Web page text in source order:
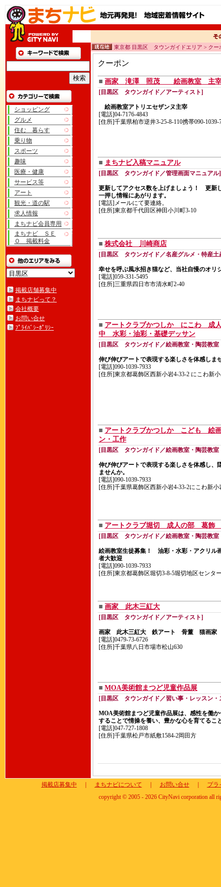
ショッピング
グルメ
住む 暮らす
乗り物
スポーツ
趣味
医療・健康
サービス等
アート
観光・道の駅
求人情報
まちナビ会員専用
まちナビ ＳＥ
Ｏ 掲載料金
掲載店舗募集中
まちナビって？
会社概要
お問い合せ
ﾌﾟﾗｲﾊﾞｼｰﾎﾟﾘｼｰ
東京都 目黒区 タウンガイドエリア > クー
クーポン
■ 画家 滝澤 照茂 絵画教室 主
[目黒区 タウンガイド／アーティスト]
絵画教室アトリエセザンヌ主宰
[電話]04-7176-4843
[住所]千葉県柏市逆井3-25-8-110携帯090-1039-
■ まちナビ入稿マニュアル
[目黒区 タウンガイド／管理画面マニュアル]
更新してアクセス数を上げましょう！ 更新
一押し情報にあがります。
[電話]メールにて要連絡。
[住所]東京都千代田区神田小川町3-10
■ 株式会社 川崎商店
[目黒区 タウンガイド／名産グルメ・特産土
幸せを呼ぶ風水招き猫など、当社自慢のオリ
[電話]059-331-5495
[住所]三重県四日市市清水町2-40
■ アートクラブかつしか にこわ 成
中 水彩・油彩・基礎デッサン
[目黒区 タウンガイド／絵画教室・陶芸教室
伸び伸びアートで表現する楽しさを体感しま
[電話]090-1039-7933
[住所]東京都葛飾区西新小岩4-33-2 にこわ新
■ アートクラブかつしか こども 絵
ン・工作
[目黒区 タウンガイド／絵画教室・陶芸教室
伸び伸びアートで表現する楽しさを体感し、
ませんか。
[電話]090-1039-7933
[住所]千葉県葛飾区西新小岩4-33-2にこわ新小
■ アートクラブ堀切 成人の部
[目黒区 タウンガイド／絵画教室・陶芸教室
絵画教室生徒募集！ 油彩・水彩・アクリル
者大歓迎
[電話]090-1039-7933
[住所]東京都葛飾区堀切3-8-5堀切地区センタ
■ 画家 此木三紅大
[目黒区 タウンガイド／アーティスト]
画家 此木三紅大 鉄アート 骨董 猫画家
[電話]0479-73-6726
[住所]千葉県八日市場市松山630
■ MOA美術館まつど児童作品展
[目黒区 タウンガイド／習い事・レッスン・
MOA美術館まつど児童作品展は、感性を働
することで情操を養い、豊かな心を育てるこ
[電話]047-727-1808
[住所]千葉県松戸市紙敷1584-2岡田方
掲載店募集中 まちナビについて お問い合せ｜
プラ
copyright © 2005 - 2026 CityNavi corporation all